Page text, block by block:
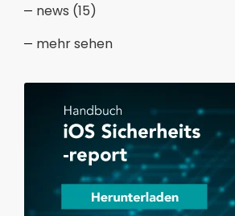
news (15)
mehr sehen